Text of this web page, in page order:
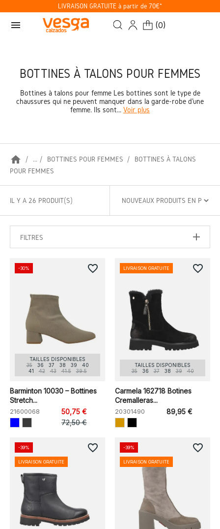
LIVRAISON GRATUITE à partir de 70€*
menu (0)
BOTTINES À TALONS POUR FEMMES
Bottines à talons pour femme Les bottines sont le type de
chaussures qui ne peuvent manquer dans la garde-robe d'une
femme. Ils sont... Voir plus
home ... BOTTINES POUR FEMMES
BOTTINES À TALONS
POUR FEMMES
IL Y A 26 PRODUIT(S)
FILTRES
TAILLES DISPONIBLES
35
36 37 38 39
40
41
42 43 41.5 39.5
Barminton 10030 – Bottines
Stretch...
21600068
50,75 €
72,50 €
-30% favorite_border
TAILLES DISPONIBLES
35
36 37 38 39 40
Carmela 162718 Botines
Cremalleras...
20301490 89,95 €
LIVRAISON GRATUITE favorite_border
-39%
LIVRAISON GRATUITE
favorite_border -39%
LIVRAISON GRATUITE
favorite_border